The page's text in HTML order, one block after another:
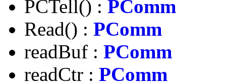
PCTell() : PComm
Read() : PComm
readBuf : PComm
readCtr : PComm